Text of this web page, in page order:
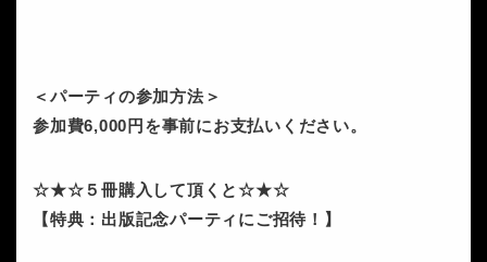
＜パーティの参加方法＞
参加費6,000円を事前にお支払いください。
☆★☆５冊購入して頂くと☆★☆
【特典：出版記念パーティにご招待！】